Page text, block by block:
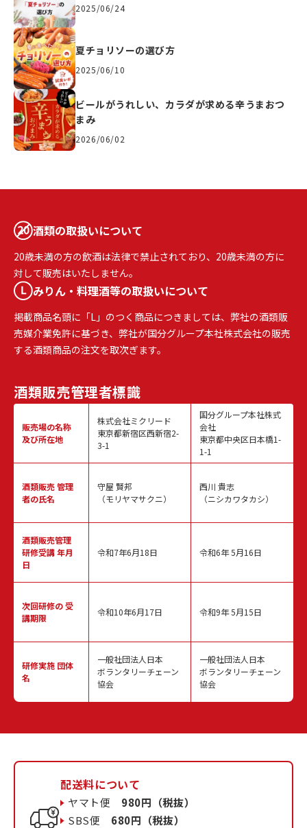
2025/06/24
夏チョリソーの選び方
2025/06/10
ビールがうれしい、カラダが求める辛うまおつ
まみ
2026/06/02
酒類の取扱いについて
20歳未満の方の飲酒は法律で禁止されており、20歳未満の方に
対して販売はいたしません。
みりん・料理酒等の取扱いについて
掲載商品名頭に「L」のつく商品につきましては、弊社の酒類販
売媒介業免許に基づき、弊社が国分グループ本社株式会社の販売
する酒類商品の注文を取次ぎます。
酒類販売管理者標識
販売場の名称
及び所在地
酒類販売管理
者の氏名
酒類販売管理
研修受講 年月
日
次回研修の受
講期限
研修実施 団体
名
株式会社ミクリード
東京都新宿区西新宿2-
3-1
守屋 賢邦
（モリヤマサクニ）
令和7年6月18日
令和10年6月17日
一般社団法人日本
ボランタリーチェーン
協会
国分グループ本社株式
会社
東京都中央区日本橋1-
1-1
西川 貴志
（ニシカワタカシ）
令和6年 5月16日
令和9年 5月15日
一般社団法人日本
ボランタリーチェーン
協会
配送料について
ヤマト便 980円（税抜）
SBS便 680円（税抜）